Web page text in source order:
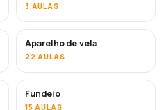
3 AULAS
Aparelho de vela
22 AULAS
Fundeio
15 AULAS